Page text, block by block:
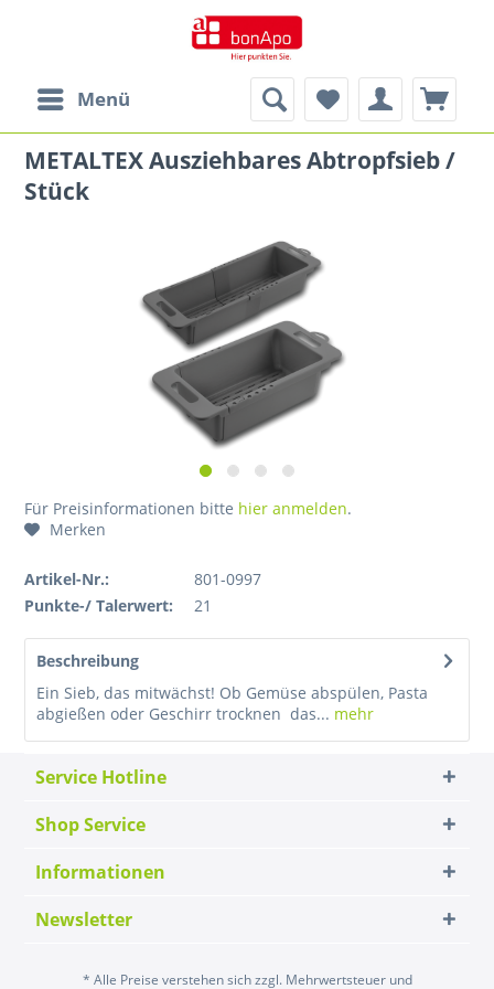
Menü
METALTEX Ausziehbares Abtropfsieb /
Stück
Für Preisinformationen bitte hier anmelden.
Merken
Artikel-Nr.:
801-0997
Punkte-/ Talerwert:
21
Beschreibung
Ein Sieb, das mitwächst! Ob Gemüse abspülen, Pasta
abgießen oder Geschirr trocknen  das... mehr
Service Hotline
Shop Service
Informationen
Newsletter
* Alle Preise verstehen sich zzgl. Mehrwertsteuer und